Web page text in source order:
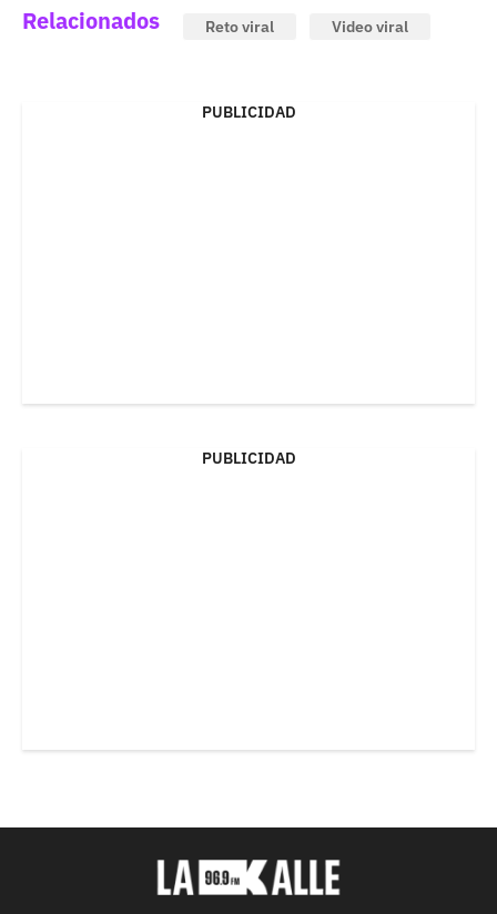
Relacionados Reto viral Video viral
PUBLICIDAD
PUBLICIDAD